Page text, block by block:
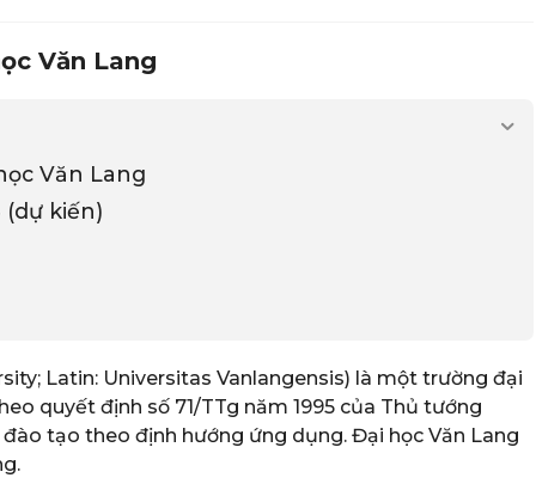
Văn Lang
Văn Lang
kiến)
Latin: Universitas Vanlangensis) là một trường đại
quyết định số 71/TTg năm 1995 của Thủ tướng
tạo theo định hướng ứng dụng. Đại học Văn Lang